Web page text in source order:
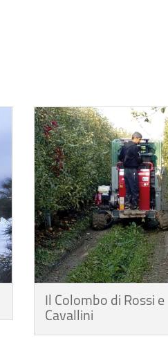
Il Colombo di Rossi e
Cavallini